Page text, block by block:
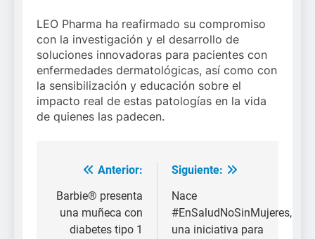
LEO Pharma ha reafirmado su compromiso
con la investigación y el desarrollo de
soluciones innovadoras para pacientes con
enfermedades dermatológicas, así como con
la sensibilización y educación sobre el
impacto real de estas patologías en la vida
de quienes las padecen.
Navegación
de
entradas
Anterior:
Barbie® presenta
una muñeca con
diabetes tipo 1
Siguiente:
Nace
#EnSaludNoSinMujeres,
una iniciativa para